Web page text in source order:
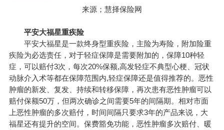
来源；慧择保险网
平安大福星重疾险
平安大福星是一款终身型重疾险，主险为寿险，附加险重
疾险为必选责任，对于轻症保障是需要附加的，保障10种轻
症，可以赔付3次，每次20%保额,高发轻症不典型心梗、冠状
动脉介入术等都在保障范围内,轻症保障还是值得推荐的。恶性
肿瘤的新发、复发、持续和转移保障，再次患有恶性肿瘤可以
赔付保额50万，但两次确诊之间需要5年的间隔期。相对市面
上恶性肿瘤的多次赔付，时间间隔只要求3年的产品来说，大
福星还有提升的空间。保费豁免功能，恶性肿瘤多次赔付、暖